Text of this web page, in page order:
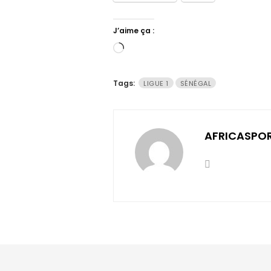
J’aime ça :
Chargement…
Tags: LIGUE 1 SÉNÉGAL